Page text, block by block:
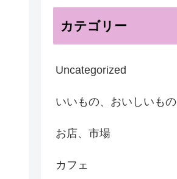
カテゴリー
Uncategorized
いいもの、おいしいもの
お店、市場
カフェ